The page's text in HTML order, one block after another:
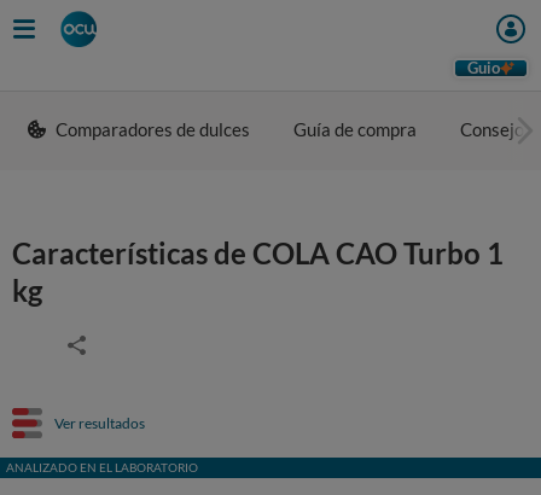
Guio
Comparadores de dulces Guía de compra Consejos
Características de COLA CAO Turbo 1
kg
Ver resultados
ANALIZADO EN EL LABORATORIO